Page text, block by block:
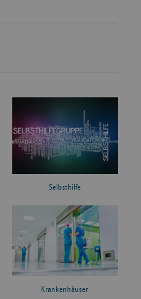
Selbsthilfe
Krankenhäuser